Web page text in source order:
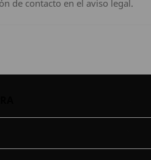
de contacto en el aviso legal.